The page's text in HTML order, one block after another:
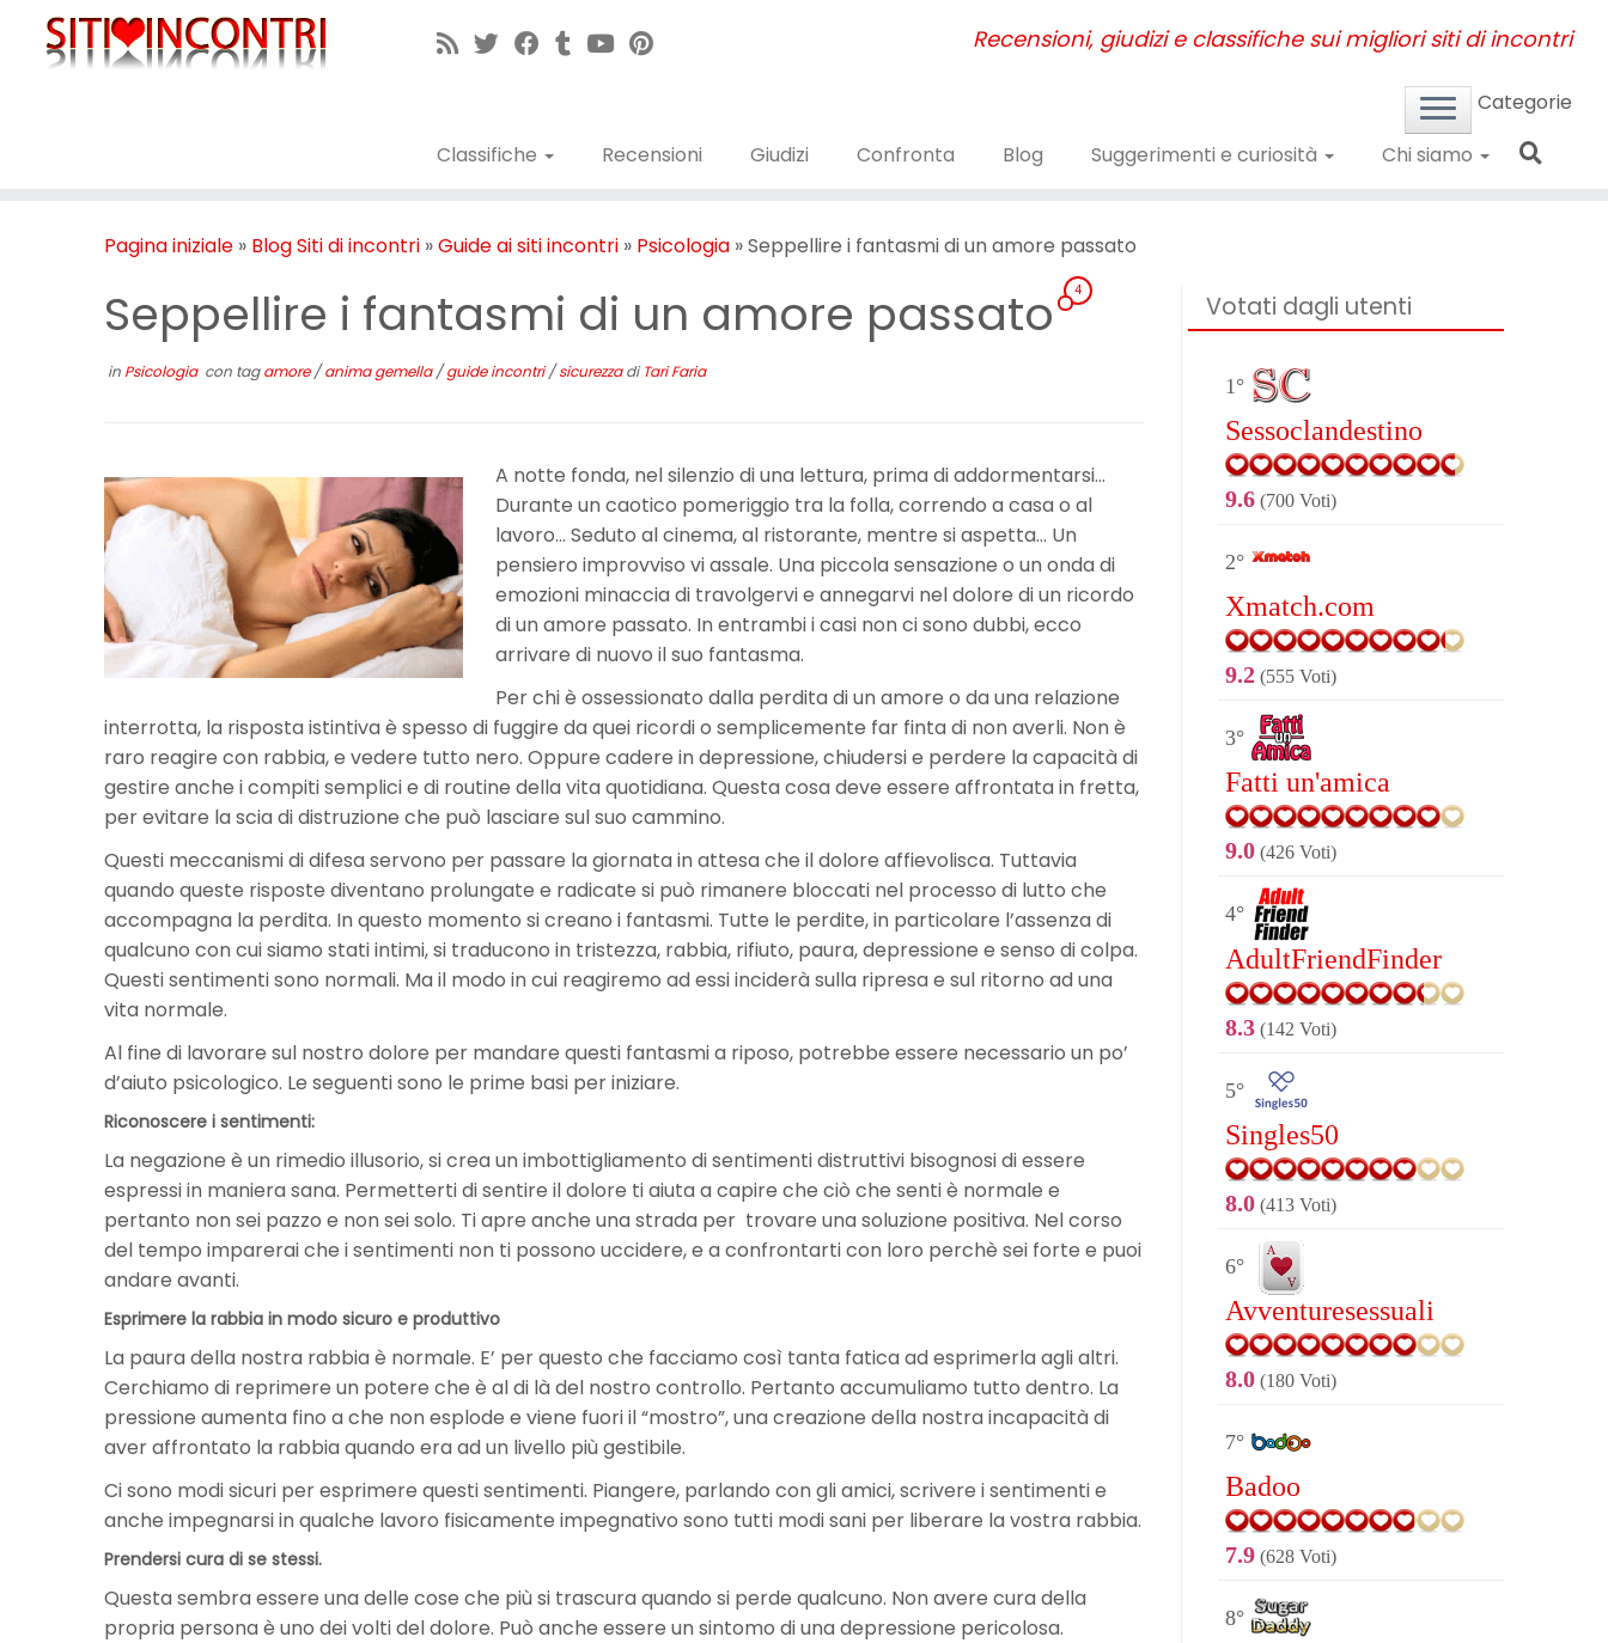
Passa
contenuto
Recensioni, giudizi e classifiche sui migliori siti di incontri
Categorie
Classifiche
Recensioni Giudizi Confronta Blog Suggerimenti e curiosità Chi siamo
Pagina iniziale » Blog Siti di incontri »Guide ai siti incontri » Psicologia »Seppellire i fantasmi di un amore passato
Seppellire i fantasmi di un amore passato 4
in Psicologia con tagamore/anima gemella/guide incontri/sicurezzadiTari Faria
A notte fonda, nel silenzio di una lettura, prima di addormentarsi…
Durante un caotico pomeriggio tra la folla, correndo a casa o al
lavoro… Seduto al cinema, al ristorante, mentre si aspetta… Un
pensiero improvviso vi assale. Una piccola sensazione o un onda di
emozioni minaccia di travolgervi e annegarvi nel dolore di un ricordo
di un amore passato. In entrambi i casi non ci sono dubbi, ecco
arrivare di nuovo il suo fantasma.
Per chi è ossessionato dalla perdita di un amore o da una relazione
interrotta, la risposta istintiva è spesso di fuggire da quei ricordi o semplicemente far finta di non averli. Non è
raro reagire con rabbia, e vedere tutto nero. Oppure cadere in depressione, chiudersi e perdere la capacità di
gestire anche i compiti semplici e di routine della vita quotidiana. Questa cosa deve essere affrontata in fretta,
per evitare la scia di distruzione che può lasciare sul suo cammino.
Questi meccanismi di difesa servono per passare la giornata in attesa che il dolore affievolisca. Tuttavia
quando queste risposte diventano prolungate e radicate si può rimanere bloccati nel processo di lutto che
accompagna la perdita. In questo momento si creano i fantasmi. Tutte le perdite, in particolare l’assenza di
qualcuno con cui siamo stati intimi, si traducono in tristezza, rabbia, rifiuto, paura, depressione e senso di colpa.
Questi sentimenti sono normali. Ma il modo in cui reagiremo ad essi inciderà sulla ripresa e sul ritorno ad una
vita normale.
Al fine di lavorare sul nostro dolore per mandare questi fantasmi a riposo, potrebbe essere necessario un po’
d’aiuto psicologico. Le seguenti sono le prime basi per iniziare.
Riconoscere i sentimenti:
La negazione è un rimedio illusorio, si crea un imbottigliamento di sentimenti distruttivi bisognosi di essere
espressi in maniera sana. Permetterti di sentire il dolore ti aiuta a capire che ciò che senti è normale e
pertanto non sei pazzo e non sei solo. Ti apre anche una strada per trovare una soluzione positiva. Nel corso
del tempo imparerai che i sentimenti non ti possono uccidere, e a confrontarti con loro perchè sei forte e puoi
andare avanti.
Esprimere la rabbia in modo sicuro e produttivo
La paura della nostra rabbia è normale. E’ per questo che facciamo così tanta fatica ad esprimerla agli altri.
Cerchiamo di reprimere un potere che è al di là del nostro controllo. Pertanto accumuliamo tutto dentro. La
pressione aumenta fino a che non esplode e viene fuori il “mostro”, una creazione della nostra incapacità di
aver affrontato la rabbia quando era ad un livello più gestibile.
Ci sono modi sicuri per esprimere questi sentimenti. Piangere, parlando con gli amici, scrivere i sentimenti e
anche impegnarsi in qualche lavoro fisicamente impegnativo sono tutti modi sani per liberare la vostra rabbia.
Prendersi cura di se stessi.
Questa sembra essere una delle cose che più si trascura quando si perde qualcuno. Non avere cura della
propria persona è uno dei volti del dolore. Può anche essere un sintomo di una depressione pericolosa.
Votati dagli utenti
1°
Sessoclandestino
9.6 (700 Voti)
2°
Xmatch.com
9.2 (555 Voti)
3°
Fatti un'amica
9.0 (426 Voti)
4°
AdultFriendFinder
8.3 (142 Voti)
5°
Singles50
8.0 (413 Voti)
6°
Avventuresessuali
8.0 (180 Voti)
7°
Badoo
7.9 (628 Voti)
8°